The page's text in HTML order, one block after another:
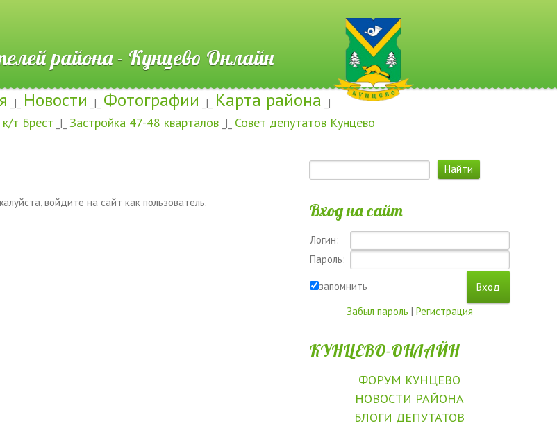
района - Кунцево Онлайн
_|_ Новости _|_ Фотографии _|_ Карта района _|
т Брест _|_ Застройка 47-48 кварталов _|_ Совет депутатов Кунцево
войдите на сайт как пользователь. Вход на сайт
Логин:
Пароль:
запомнить
Забыл пароль | Регистрация
КУНЦЕВО-ОНЛАЙН
ФОРУМ КУНЦЕВО
НОВОСТИ РАЙОНА
БЛОГИ ДЕПУТАТОВ